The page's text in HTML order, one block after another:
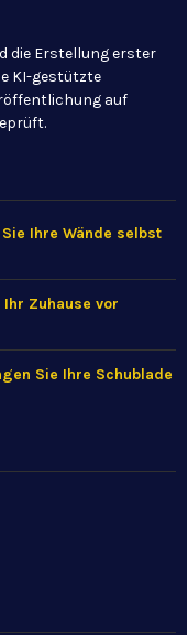
die Erstellung erster
KI-gestützte
auf
Ihre Wände selbst
Zuhause vor
Sie Ihre Schublade